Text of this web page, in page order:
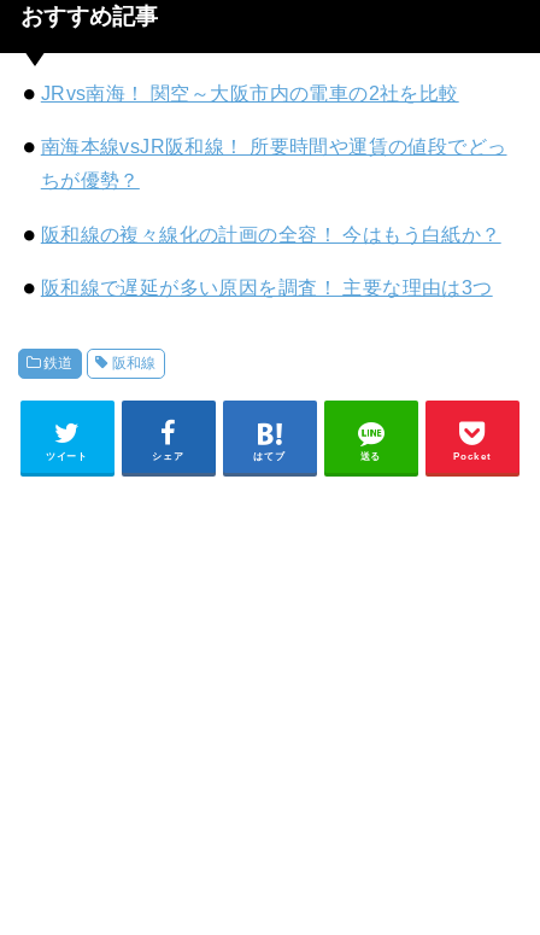
おすすめ記事
JRvs南海！ 関空～大阪市内の電車の2社を比較
南海本線vsJR阪和線！ 所要時間や運賃の値段でどっ
ちが優勢？
阪和線の複々線化の計画の全容！ 今はもう白紙か？
阪和線で遅延が多い原因を調査！ 主要な理由は3つ
鉄道 阪和線
ツイート シェア はてブ 送る Pocket